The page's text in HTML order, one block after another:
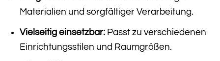
Materialien und sorgfältiger Verarbeitung.
Vielseitig einsetzbar:Passt zu verschiedenen
Einrichtungsstilen und Raumgrößen.